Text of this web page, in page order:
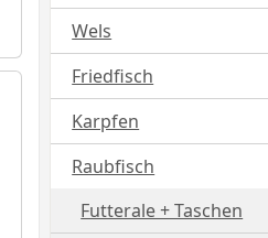
Wels
Friedfisch
Karpfen
Raubfisch
Futterale + Taschen